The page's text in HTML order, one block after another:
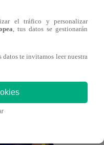
puede
el tráfico y personalizar
, tus datos se gestionarán
te invitamos leer nuestra